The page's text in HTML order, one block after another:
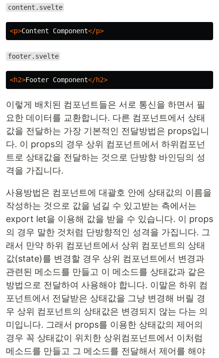
content.svelte
<p>Content Component</p>
footer.svelte
<h2>Footer Component</h2>
이렇게 배치된 컴포넌트들은 서로 통신을 하면서 필
요한 데이터를 교환합니다. 다른 컴포넌트에서 상태
값을 전달하는 가장 기본적인 전달방법은 props입니
다. 이 props의 경우 상위 컴포넌트에서 하위컴포넌
트로 상태값을 전달하는 것으로 단방향 바인딩의 성
격을 가집니다.
사용방법은 컴포넌트에 대괄호 안에 상태값의 이름을
작성하는 것으로 값을 넘길 수 있고받는 측에서는
export let을 이용해 값을 받을 수 있습니다. 이 props
의 경우 말한 것처럼 단방향적인 성격을 가집니다. 그
래서 만약 하위 컴포넌트에서 상위 컴포넌트의 상태
값(state)를 변경할 경우 상위 컴포넌트에서 변경과
관련된 메소드를 만들고 이 메소드를 상태값과 같은
방법으로 전달하여 사용해야 합니다. 이말은 하위 컴
포넌트에서 전달받은 상태값을 그냥 변경해 버릴 경
우 상위 컴포넌트의 상태값은 변경되지 않는 다는 의
미입니다. 그래서 props를 이용한 상태값의 제어의
경우 꼭 상태값이 위치한 상위컴포넌트에서 이처럼
메소드를 만들고 그 메소드를 전달해서 제어를 해야